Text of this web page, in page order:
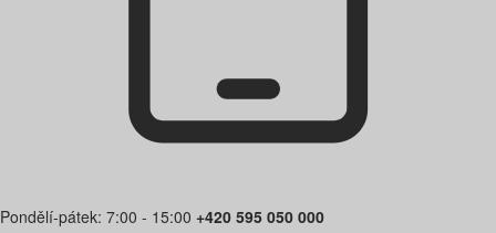
Pondělí-pátek: 7:00 - 15:00 +420 595 050 000